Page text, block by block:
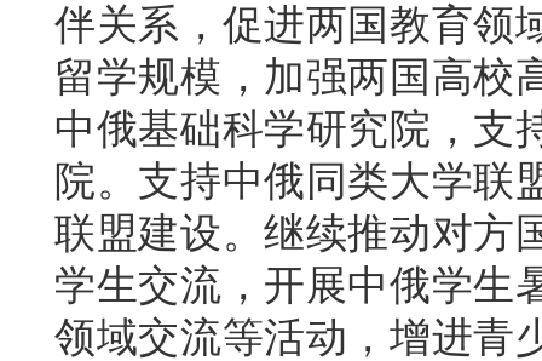
伴关系，促进两国教育领
留学规模，加强两国高校
中俄基础科学研究院，支
院。支持中俄同类大学联
联盟建设。继续推动对方
学生交流，开展中俄学生
领域交流等活动，增进青